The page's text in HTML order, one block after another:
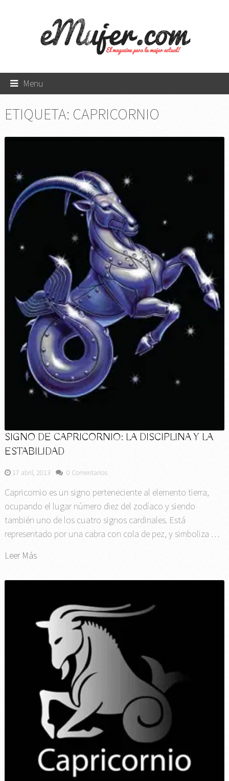
Menu
ETIQUETA: CAPRICORNIO
SIGNO DE CAPRICORNIO: LA DISCIPLINA Y LA
ESTABILIDAD
17 abril, 2013 0 Comentarios
Capricornio es un signo perteneciente al elemento tierra,
ocupando el lugar número diez del zodíaco y siendo
también uno de los cuatro signos cardinales. Está
representado por una cabra con cola de pez, y simboliza …
Leer Más